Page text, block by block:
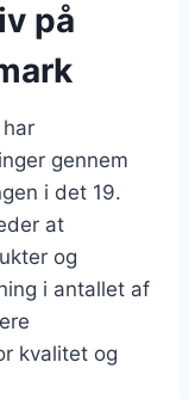
på
gennem
i det 19.
at
og
i antallet af
kvalitet og